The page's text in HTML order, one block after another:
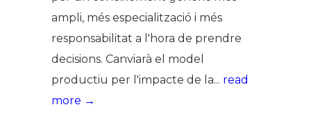
ampli, més especialització i més
responsabilitat a l'hora de prendre
decisions. Canviarà el model
productiu per l'impacte de la... read
more →